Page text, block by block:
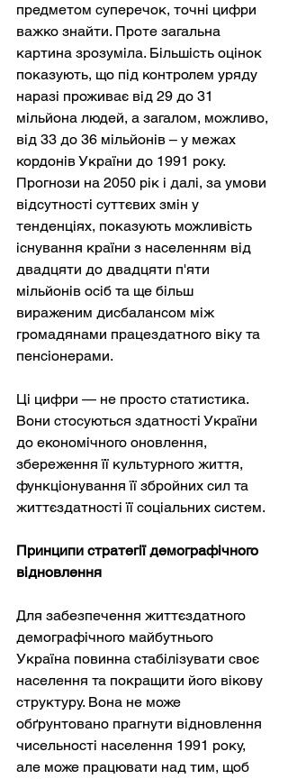
предметом суперечок, точні цифри
важко знайти. Проте загальна
картина зрозуміла. Більшість оцінок
показують, що під контролем уряду
наразі проживає від 29 до 31
мільйона людей, а загалом, можливо,
від 33 до 36 мільйонів – у межах
кордонів України до 1991 року.
Прогнози на 2050 рік і далі, за умови
відсутності суттєвих змін у
тенденціях, показують можливість
існування країни з населенням від
двадцяти до двадцяти п'яти
мільйонів осіб та ще більш
вираженим дисбалансом між
громадянами працездатного віку та
пенсіонерами.
Ці цифри — не просто статистика.
Вони стосуються здатності України
до економічного оновлення,
збереження її культурного життя,
функціонування її збройних сил та
життєздатності її соціальних систем.
Принципи стратегії демографічного
відновлення
Для забезпечення життєздатного
демографічного майбутнього
Україна повинна стабілізувати своє
населення та покращити його вікову
структуру. Вона не може
обґрунтовано прагнути відновлення
чисельності населення 1991 року,
але може працювати над тим, щоб